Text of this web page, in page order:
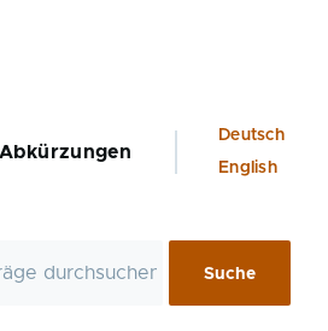
Abkürzungen
Language
switcher
Deutsch
English